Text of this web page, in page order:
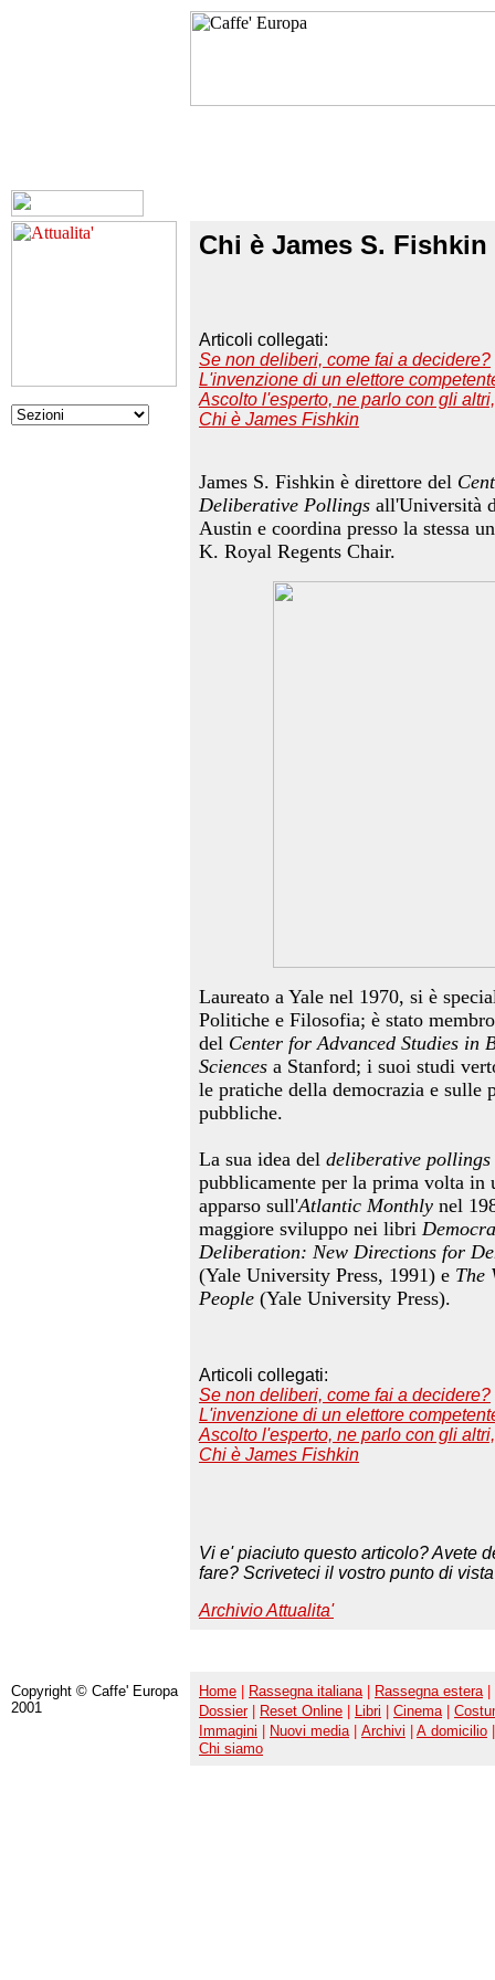
Chi è James S. Fishkin
Articoli collegati:
Se non deliberi, come fai a decidere?
L'invenzione di un elettore
Ascolto l'esperto, ne parlo con gli
Chi è James Fishkin
James S. Fishkin è direttore del
Deliberative Pollings all'Università
Austin e coordina presso la stessa
K. Royal Regents Chair.
Laureato a Yale nel 1970, si è
Politiche e Filosofia; è stato
del Center for Advanced Studies in
Sciences a Stanford; i suoi studi
le pratiche della democrazia e sulle
pubbliche.
La sua idea del deliberative pollings
pubblicamente per la prima volta in
apparso sull'Atlantic Monthly nel
maggiore sviluppo nei libri
Deliberation: New Directions for
(Yale University Press, 1991) e The
People (Yale University Press).
Articoli collegati:
Se non deliberi, come fai a decidere?
L'invenzione di un elettore
Ascolto l'esperto, ne parlo con gli
Chi è James Fishkin
Vi e' piaciuto questo articolo? Avete
fare? Scriveteci il vostro punto di
Archivio Attualita'
Copyright © Caffe' Europa
2001
Home Rassegna italiana Rassegna estera
Dossier
Reset Online Libri Cinema
Immagini
Nuovi media Archivi A domicilio
Chi siamo